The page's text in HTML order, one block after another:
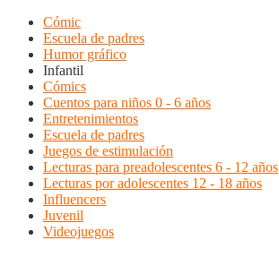
Cómic
Escuela de padres
Humor gráfico
Infantil
Cómics
Cuentos para niños 0 - 6 años
Entretenimientos
Escuela de padres
Juegos de estimulación
Lecturas para preadolescentes 6 - 12 años
Lecturas por adolescentes 12 - 18 años
Influencers
Juvenil
Videojuegos